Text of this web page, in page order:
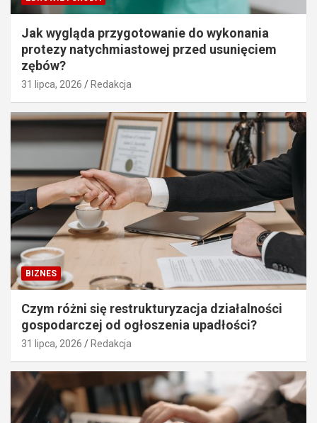
Jak wygląda przygotowanie do wykonania
protezy natychmiastowej przed usunięciem
zębów?
31 lipca, 2026 Redakcja
BIZNES
Czym różni się restrukturyzacja działalności
gospodarczej od ogłoszenia upadłości?
31 lipca, 2026 Redakcja